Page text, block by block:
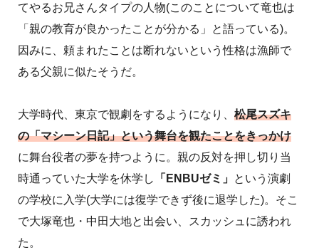
てやるお兄さんタイプの人物(このことについて竜也は
「親の教育が良かったことが分かる」と語っている)。
因みに、頼まれたことは断れないという性格は漁師で
ある父親に似たそうだ。
大学時代、東京で観劇をするようになり、 松尾スズキ
の「マシーン日記」という舞台を観たことをきっかけ
に舞台役者の夢を持つように。親の反対を押し切り当
時通っていた大学を休学し
「ENBUゼミ」 という演劇
の学校に入学(大学には復学できず後に退学した)。そこ
で大塚竜也・中田大地と出会い、スカッシュに誘われ
た。